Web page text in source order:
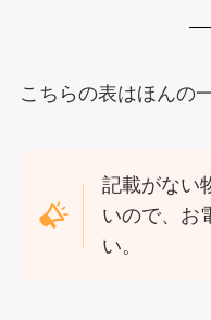
こちらの表はほんの一
記載がない
いので、お
い。